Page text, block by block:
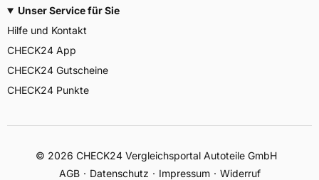
Unser Service für Sie
Hilfe und Kontakt
CHECK24 App
CHECK24 Gutscheine
CHECK24 Punkte
© 2026 CHECK24 Vergleichsportal Autoteile GmbH
AGB
Datenschutz Impressum Widerruf